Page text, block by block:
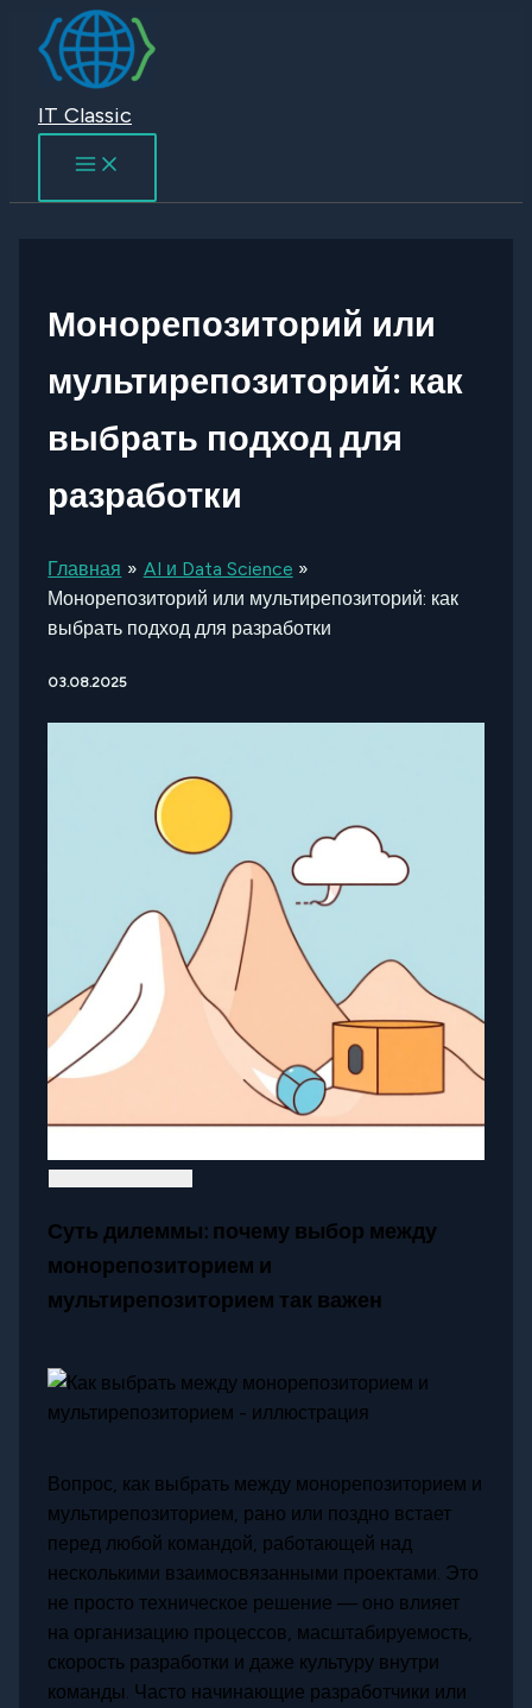
Перейти
содержимому
IT Classic
Монорепозиторий или
мультирепозиторий: как
выбрать подход для
разработки
Главная
AI и Data Science
Монорепозиторий или мультирепозиторий: как
выбрать подход для разработки
03.08.2025
Суть дилеммы: почему выбор между
монорепозиторием и
мультирепозиторием так важен
Вопрос, как выбрать между монорепозиторием и
мультирепозиторием, рано или поздно встает
перед любой командой, работающей над
несколькими взаимосвязанными проектами. Это
не просто техническое решение — оно влияет
на организацию процессов, масштабируемость,
скорость разработки и даже культуру внутри
команды. Часто начинающие разработчики или